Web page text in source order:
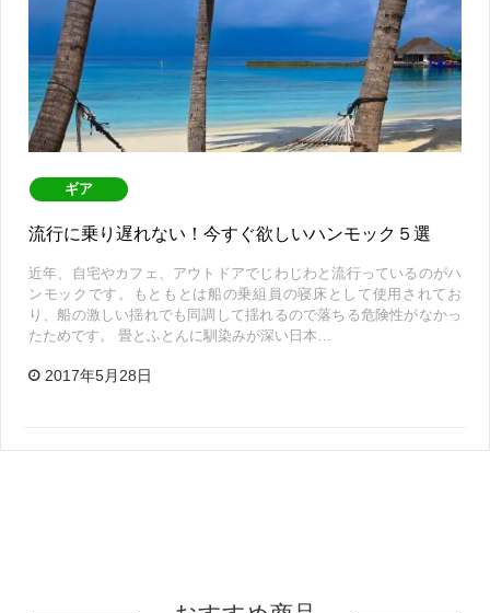
ギア
流行に乗り遅れない！今すぐ欲しいハンモック５選
近年、自宅やカフェ、アウトドアでじわじわと流行っているのがハ
ンモックです。もともとは船の乗組員の寝床として使用されてお
り、船の激しい揺れでも同調して揺れるので落ちる危険性がなかっ
たためです。 畳とふとんに馴染みが深い日本…
2017年5月28日